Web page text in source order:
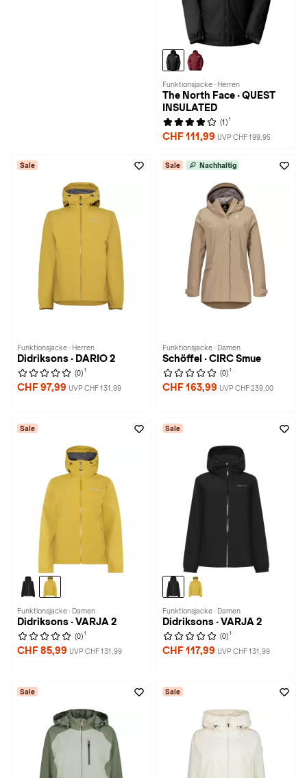
Funktionsjacke · Herren
The North Face · QUEST
INSULATED
(1) 1
CHF 111,99 UVP CHF 199,95
Sale
Funktionsjacke · Herren
Didriksons · DARIO 2
(0) 1
CHF 97,99 UVP CHF 131,99
Sale Nachhaltig
Funktionsjacke · Damen
Schöffel · CIRC Smue
(0) 1
CHF 163,99 UVP CHF 239,00
Sale
Funktionsjacke · Damen
Didriksons · VARJA 2
(0) 1
CHF 85,99 UVP CHF 131,99
Sale
Funktionsjacke · Damen
Didriksons · VARJA 2
(0) 1
CHF 117,99 UVP CHF 131,99
Sale Sale